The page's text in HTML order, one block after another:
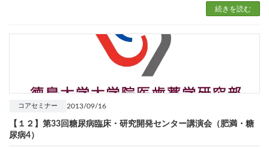
続きを読む
2013/09/16
コアセミナー
【１２】第33回糖尿病臨床・研究開発センター講演会（肥満・糖
尿病4）